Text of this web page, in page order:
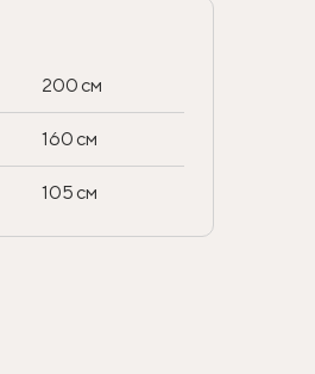
200 см
160 см
105 см